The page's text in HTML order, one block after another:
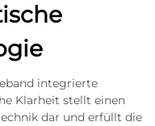
integrierte
Klarheit stellt einen
dar und erfüllt die